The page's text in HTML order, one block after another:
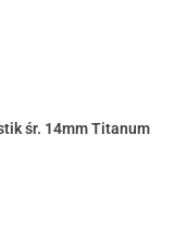
śr. 14mm Titanum